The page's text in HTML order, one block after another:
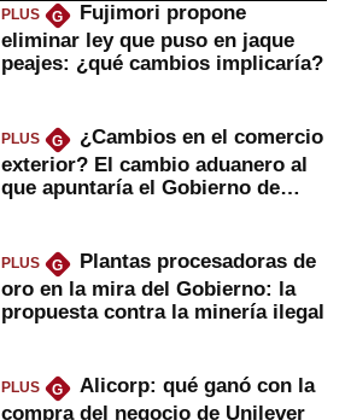
PLUS G
Fujimori propone
eliminar ley que puso en jaque
peajes: ¿qué cambios implicaría?
PLUS G
¿Cambios en el comercio
exterior? El cambio aduanero al
que apuntaría el Gobierno de
PLUS G
Plantas procesadoras de
oro en la mira del Gobierno: la
propuesta contra la minería ilegal
PLUS G
Alicorp: qué ganó con la
compra del negocio de Unilever